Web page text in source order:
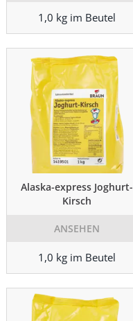
1,0 kg im Beutel
Alaska-express Joghurt-
Kirsch
ANSEHEN
1,0 kg im Beutel